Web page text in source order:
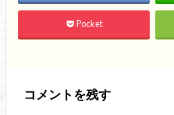
Pocket
コメントを残す